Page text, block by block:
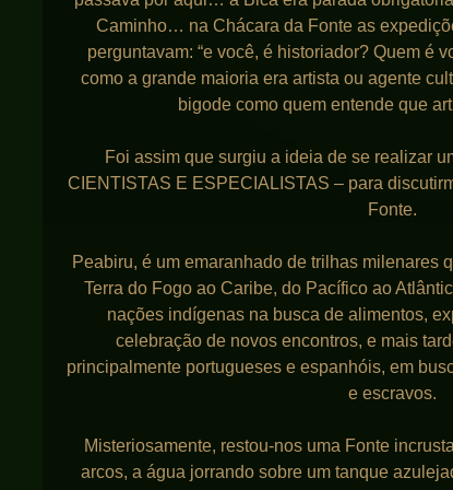
Caminho… na Chácara da Fonte as
perguntavam: “e você, é historiador? Quem é
como a grande maioria era artista ou agente
bigode como quem entende que
Foi assim que surgiu a ideia de se realizar
CIENTISTAS E ESPECIALISTAS – para
Fonte.
Peabiru, é um emaranhado de trilhas milenares
Terra do Fogo ao Caribe, do Pacífico ao
nações indígenas na busca de alimentos,
celebração de novos encontros, e mais
principalmente portugueses e espanhóis, em
e escravos.
Misteriosamente, restou-nos uma Fonte
arcos, a água jorrando sobre um tanque